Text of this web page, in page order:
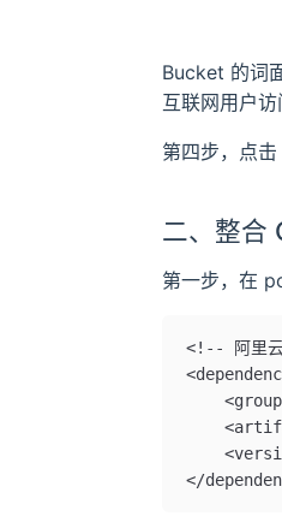
Bucket 的词
互联网用户访
第四步，点击
二、整合
第一步，在
<!-- 阿里
</